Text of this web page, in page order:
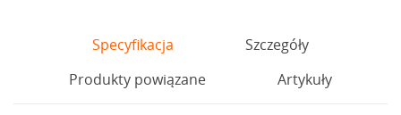
Specyfikacja
Szczegóły
Produkty powiązane
Artykuły